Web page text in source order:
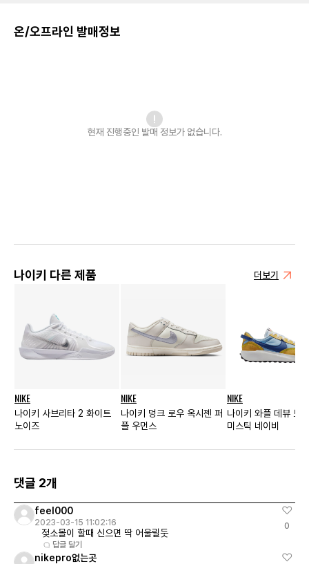
온/오프라인 발매정보
현재 진행중인 발매 정보가 없습니다.
나이키 다른 제품 더보기
NIKE
나이키 사브리타 2 화이트
노이즈
NIKE
나이키 덩크 로우 옥시젠 퍼
플 우먼스
NIKE
나이키 와플 데뷰 보
미스틱 네이비
댓글 2개
feel000
2023-03-15 11:02:16
젖소몰이 할때 신으면 딱 어울릴둣
답글 달기
0
nikepro없는곳